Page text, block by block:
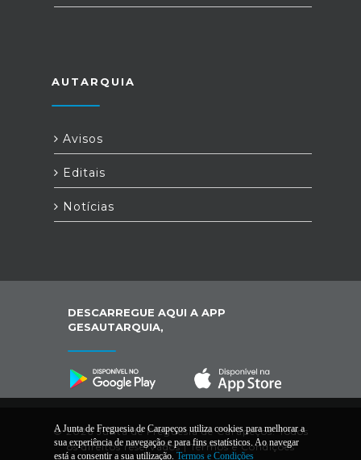
AUTARQUIA
Avisos
Editais
Notícias
DESCARREGUE AQUI A APP
GESAUTARQUIA,
© 2026 Junta de Freguesia de Carapeços. Todos
os direitos reservados |Termos e Condições
A Junta de Freguesia de Carapeços utiliza cookies para melhorar a
sua experiência de navegação e para fins estatísticos. Ao navegar
está a consentir a sua utilização. Termos e Condições